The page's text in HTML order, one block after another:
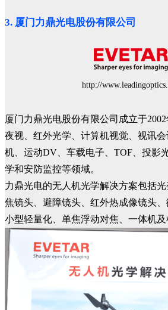
3. 厦门力鼎光电股份有限公司
http://
厦门力鼎光电股份有限公司成立于
夜视、红外光学、计算机视觉、视讯
机、运动DV、车载电子、TOF、投影
学和安防监控等领域。
力鼎光电的无人机光学解决方案包括
焦镜头、避障镜头、红外热成像镜头
小型轻量化、单焦浮动对焦、一体机及